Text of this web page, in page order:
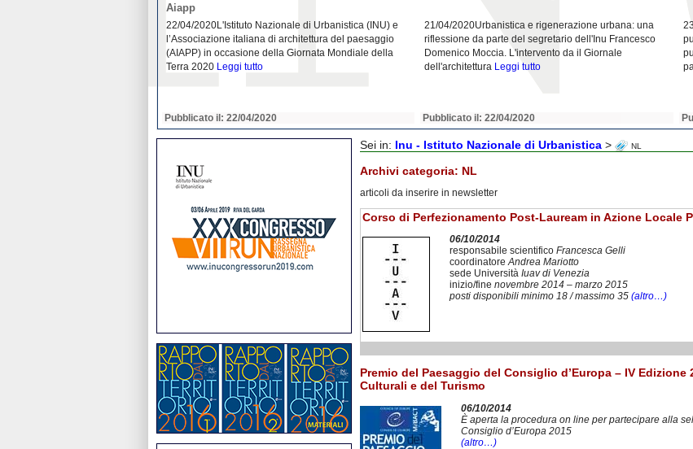
Aiapp
22/04/2020L'Istituto Nazionale di Urbanistica (INU) e
l’Associazione italiana di architettura del paesaggio
(AIAPP) in occasione della Giornata Mondiale della
Terra 2020 Leggi tutto
Pubblicato il: 22/04/2020
21/04/2020Urbanistica e rigenerazione urbana: una
riflessione da parte del segretario dell'Inu Francesco
Domenico Moccia. L'intervento da il Giornale
dell'architettura Leggi tutto
Pubblicato il: 22/04/2020
Sei in: Inu - Istituto Nazionale di Urbanistica > NL
Archivi categoria: NL
articoli da inserire in newsletter
Corso di Perfezionamento Post-Lauream in Azione Locale
06/10/2014
responsabile scientifico Francesca Gelli
coordinatoreAndrea Mariotto
sede Università Iuav di Venezia
inizio/fine novembre 2014 – marzo 2015
posti disponibili minimo 18 / massimo 35 (altro…)
Premio del Paesaggio del Consiglio d’Europa – IV
Culturali e del Turismo
06/10/2014
È aperta la procedura on line per partecipare alla
Consiglio d’Europa 2015
(altro…)